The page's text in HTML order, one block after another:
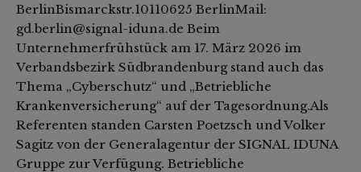
BerlinBismarckstr.10110625 BerlinMail:
gd.berlin@signal-iduna.de Beim
Unternehmerfrühstück am 17. März 2026 im
Verbandsbezirk Südbrandenburg stand auch das
Thema „Cyberschutz“ und „Betriebliche
Krankenversicherung“ auf der Tagesordnung.Als
Referenten standen Carsten Poetzsch und Volker
Sagitz von der Generalagentur der SIGNAL IDUNA
Gruppe zur Verfügung. Betriebliche